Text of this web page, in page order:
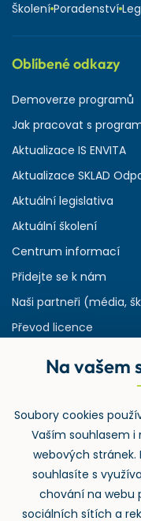
Školení Poradenství
Oblíbené odkazy
Demoverze programů
Jak pracovat s
Aktualizace IS ENVITA
Aktualizace SKLAD
Aktuální legislativa
Aktuální školení
Centrum informací
Přidejte se k nám
Naši partneři (média,
Převod licence
Rejstřík používaných
Zpětný odběr
Na vašem
Soubory cookies
Vaším souhlasem i
webových stránek.
souhlasíte s
chování na webu
sociálních sítích a